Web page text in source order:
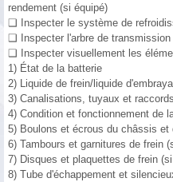
rendement (si équipé)
❑ Inspecter le système de
❑ Inspecter l'arbre de
❑ Inspecter visuellement les
1) État de la batterie
2) Liquide de frein/liquide
3) Canalisations, tuyaux et
4) Condition et fonctionnement de
5) Boulons et écrous du châssis et
6) Tambours et garnitures de frein
7) Disques et plaquettes de frein
8) Tube d'échappement et